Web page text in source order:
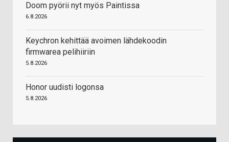
Doom pyörii nyt myös Paintissa
6.8.2026
Keychron kehittää avoimen lähdekoodin
firmwarea pelihiiriin
5.8.2026
Honor uudisti logonsa
5.8.2026